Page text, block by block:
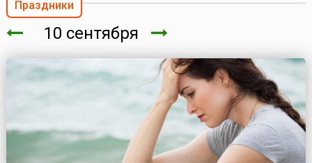
Праздники
10 сентября